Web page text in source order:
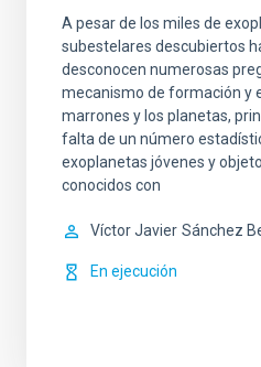
A pesar de los miles de
subestelares descubiertos
desconocen numerosas
mecanismo de formación y
marrones y los planetas,
falta de un número
exoplanetas jóvenes y
conocidos con
Víctor Javier Sánchez
En ejecución